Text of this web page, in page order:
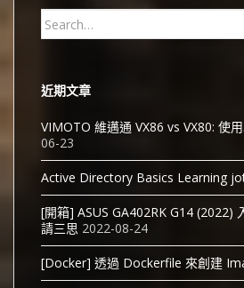
Search
for:
近期文章
VIMOTO 維邁通 VX86 vs VX80: 使
06-23
Active Directory Basics Learning
[開箱] ASUS GA402RK G14 (2022)
請三思 2022-08-24
[Docker] 透過 Dockerfile 來創建